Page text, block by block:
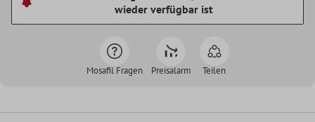
wieder verfügbar ist
Mosafil Fragen Preisalarm Teilen